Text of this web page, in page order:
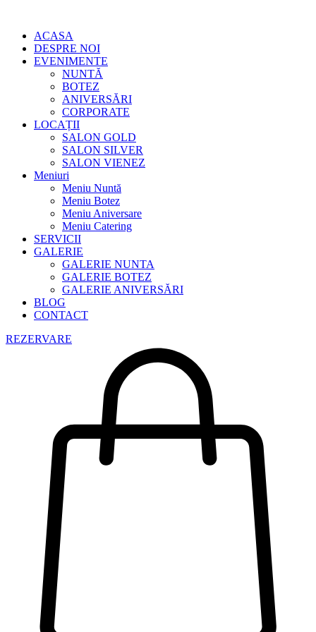
ACASA
DESPRE NOI
EVENIMENTE
NUNTĂ
BOTEZ
ANIVERSĂRI
CORPORATE
LOCAȚII
SALON GOLD
SALON SILVER
SALON VIENEZ
Meniuri
Meniu Nuntă
Meniu Botez
Meniu Aniversare
Meniu Catering
SERVICII
GALERIE
GALERIE NUNTA
GALERIE BOTEZ
GALERIE ANIVERSĂRI
BLOG
CONTACT
REZERVARE